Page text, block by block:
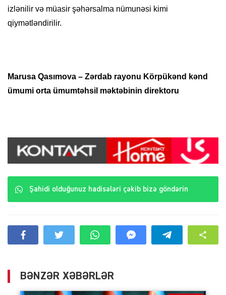
izlənilir və müasir şəhərsalma nümunəsi kimi
qiymətləndirilir.
Marusa Qasımova – Zərdab rayonu Körpükənd kənd
ümumi orta ümumtəhsil məktəbinin direktoru
Şahidi olduğunuz hadisələri çəkib bizə göndərin
BƏNZƏR XƏBƏRLƏR